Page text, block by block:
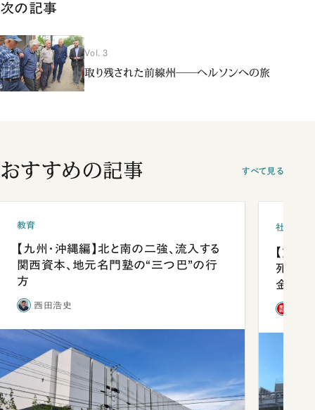
次の記事
Vol. 3
取り残された前線州――ヘルソンへの旅
おすすめの記事 すべて見る
教育
【九州・沖縄編】北と南の二強、流入する
関西資本、地元名門塾の“三つ巴”の行
方
西田浩史
社会
【熊本
死を分
金」